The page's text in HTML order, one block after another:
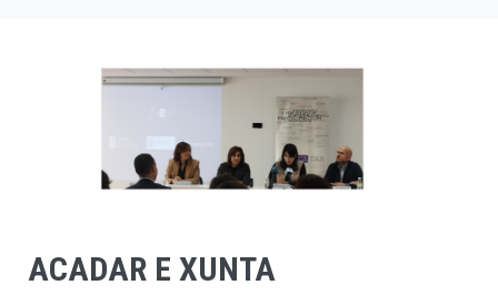
ACADAR E XUNTA